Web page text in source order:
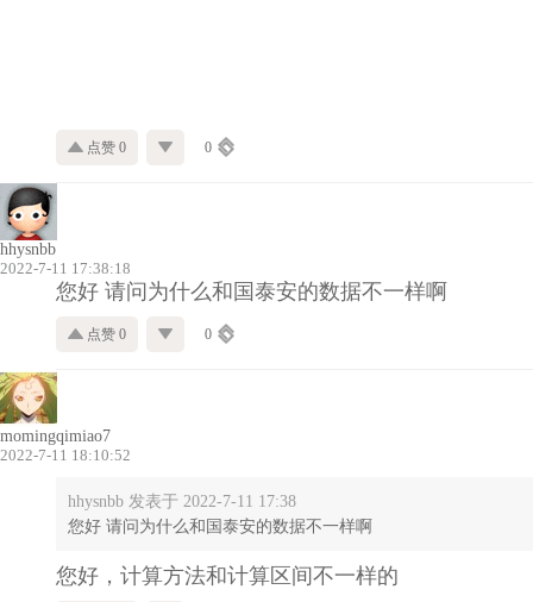
点赞 0 0
hhysnbb
2022-7-11 17:38:18
您好 请问为什么和国泰安的数据不一样啊
点赞 0 0
momingqimiao7
2022-7-11 18:10:52
hhysnbb 发表于 2022-7-11 17:38
您好 请问为什么和国泰安的数据不一样啊
您好，计算方法和计算区间不一样的